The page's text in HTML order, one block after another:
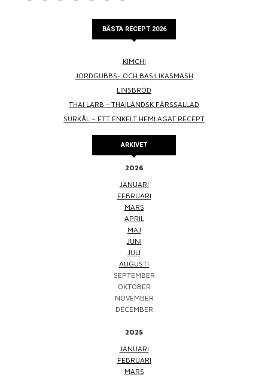
BÄSTA RECEPT 2026
KIMCHI
JORDGUBBS- OCH BASILIKASMASH
LINSBRÖD
THAI LARB - THAILÄNDSK FÄRSSALLAD
SURKÅL – ETT ENKELT HEMLAGAT RECEPT
ARKIVET
2026
JANUARI
FEBRUARI
MARS
APRIL
MAJ
JUNI
JULI
AUGUSTI
SEPTEMBER
OKTOBER
NOVEMBER
DECEMBER
2025
JANUARI
FEBRUARI
MARS